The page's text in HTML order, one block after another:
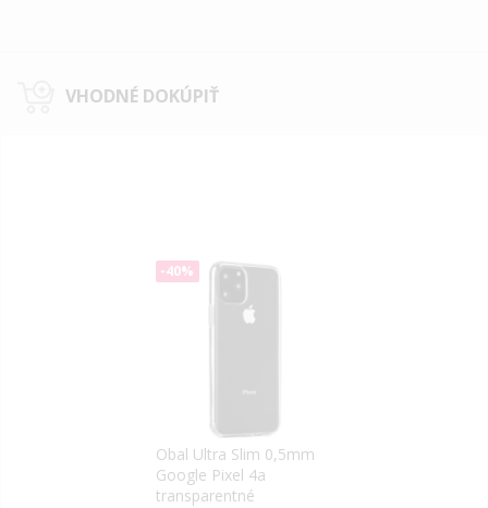
VHODNÉ DOKÚPIŤ
-40%
Obal Ultra Slim 0,5mm
Google Pixel 4a
transparentné